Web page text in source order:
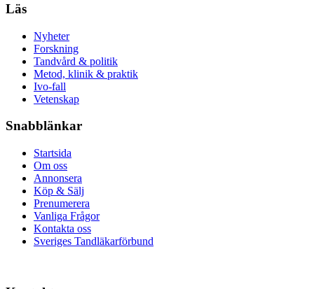
Läs
Nyheter
Forskning
Tandvård & politik
Metod, klinik & praktik
Ivo-fall
Vetenskap
Snabblänkar
Startsida
Om oss
Annonsera
Köp & Sälj
Prenumerera
Vanliga Frågor
Kontakta oss
Sveriges Tandläkarförbund